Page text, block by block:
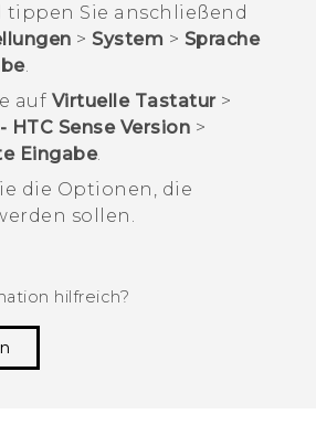
tippen Sie anschließend
> System > Sprache
.
auf Virtuelle Tastatur>
HTC Sense Version >
Eingabe.
die Optionen, die
sollen.
hilfreich?